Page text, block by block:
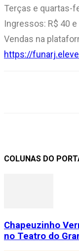
Terças e quartas-
Ingressos: R$ 40
Vendas na
https://
COLUNAS DO
Chapeuzinho
no Teatro do